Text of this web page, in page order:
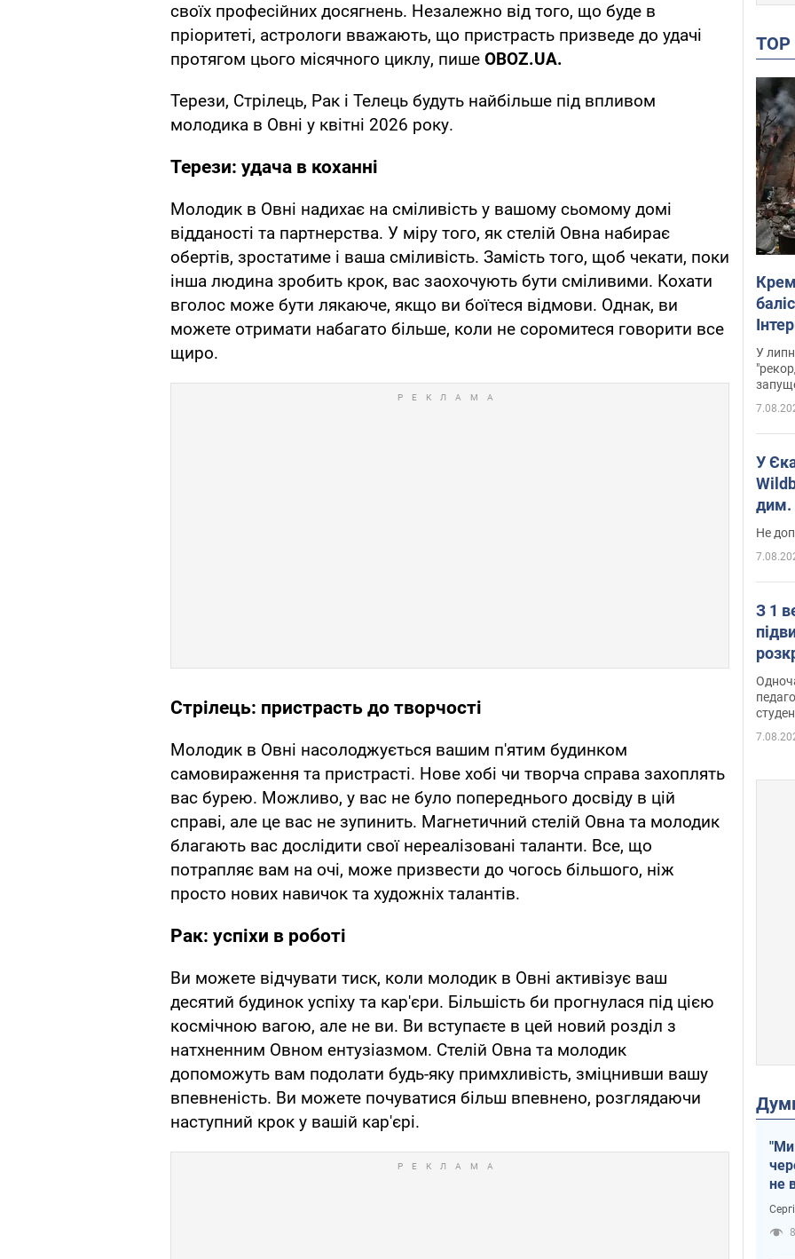
своїх професійних досягнень. Незалежно від того, що буде в
пріоритеті, астрологи вважають, що пристрасть призведе до удачі
протягом цього місячного циклу, пише OBOZ.UA.
Терези, Стрілець, Рак і Телець будуть найбільше під впливом
молодика в Овні у квітні 2026 року.
Терези: удача в коханні
Молодик в Овні надихає на сміливість у вашому сьомому домі
відданості та партнерства. У міру того, як стелій Овна набирає
обертів, зростатиме і ваша сміливість. Замість того, щоб чекати, поки
інша людина зробить крок, вас заохочують бути сміливими. Кохати
вголос може бути лякаюче, якщо ви боїтеся відмови. Однак, ви
можете отримати набагато більше, коли не соромитеся говорити все
щиро.
Стрілець: пристрасть до творчості
Молодик в Овні насолоджується вашим п'ятим будинком
самовираження та пристрасті. Нове хобі чи творча справа захоплять
вас бурею. Можливо, у вас не було попереднього досвіду в цій
справі, але це вас не зупинить. Магнетичний стелій Овна та молодик
благають вас дослідити свої нереалізовані таланти. Все, що
потрапляє вам на очі, може призвести до чогось більшого, ніж
просто нових навичок та художніх талантів.
Рак: успіхи в роботі
Ви можете відчувати тиск, коли молодик в Овні активізує ваш
десятий будинок успіху та кар'єри. Більшість би прогнулася під цією
космічною вагою, але не ви. Ви вступаєте в цей новий розділ з
натхненним Овном ентузіазмом. Стелій Овна та молодик
допоможуть вам подолати будь-яку примхливість, зміцнивши вашу
впевненість. Ви можете почуватися більш впевнено, розглядаючи
наступний крок у вашій кар'єрі.
У
У
дим.
Не
З 1
"Ми
не